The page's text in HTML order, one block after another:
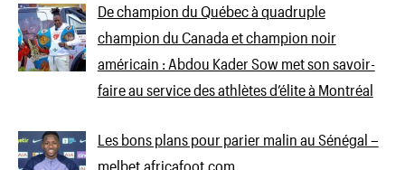
De champion du Québec à quadruple
champion du Canada et champion noir
américain : Abdou Kader Sow met son savoir-
faire au service des athlètes d’élite à Montréal
Les bons plans pour parier malin au Sénégal –
melbet.africafoot.com